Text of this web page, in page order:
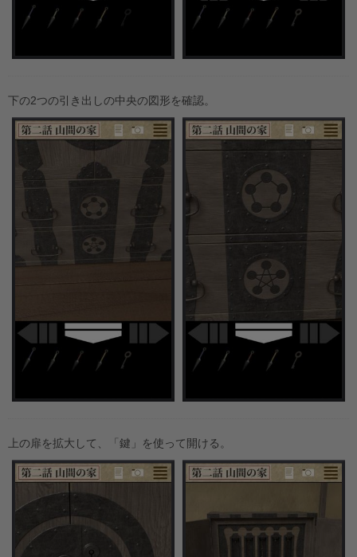
下の2つの引き出しの中央の図形を確認。
上の扉を拡大して、「鍵」を使って開ける。